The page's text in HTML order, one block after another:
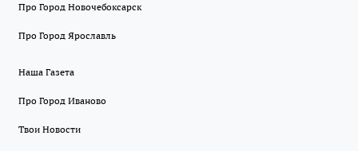
Про Город Новочебоксарск
Про Город Ярославль
Наша Газета
Про Город Иваново
Твои Новости